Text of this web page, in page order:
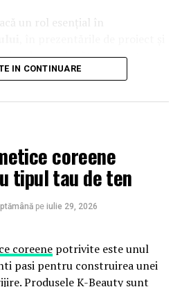
un rol esențial în
vizuale convingătoare pentru
arată forma generală a clădirii,
și impactul vizual
scot în evidență atmosfera,
marketing și ajută la
IN CONTINUARE
coreene
tipul tau de ten
pe iulie 29, 2026
coreenepotrivite este unul
pasi pentru construirea unei
Produsele K-Beauty sunt